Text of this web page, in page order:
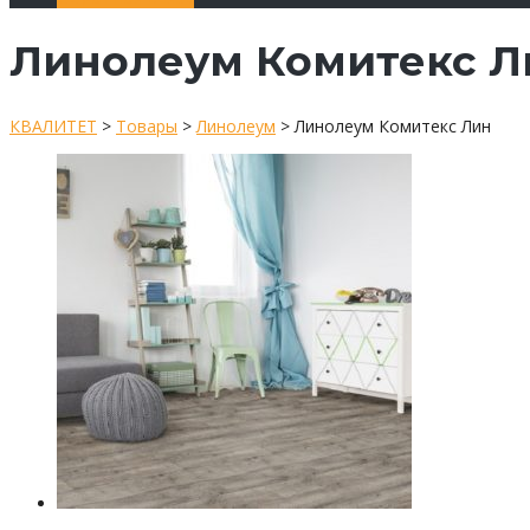
Линолеум Комитекс
КВАЛИТЕТ > Товары >Линолеум >Линолеум Комитекс Лин